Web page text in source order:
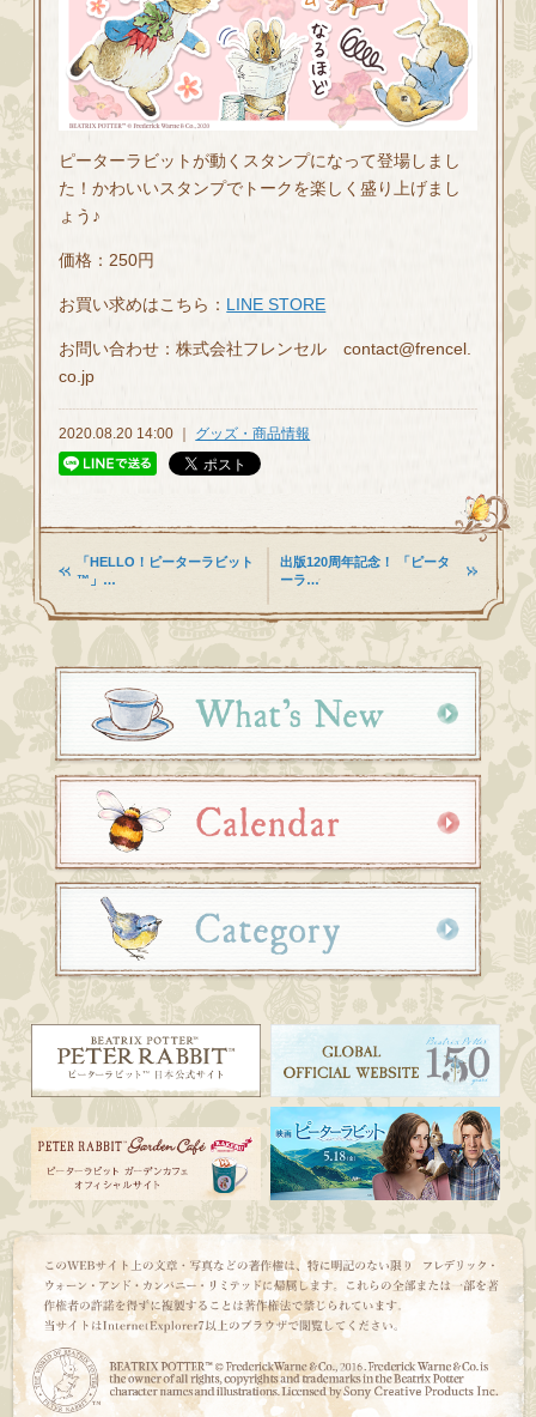
ピーターラビットが動くスタンプになって登場しまし
た！かわいいスタンプでトークを楽しく盛り上げまし
ょう♪
価格：250円
お買い求めはこちら： LINE STORE
お問い合わせ：株式会社フレンセル contact@frencel.
co.jp
2020.08.20 14:00 ｜ グッズ・商品情報
「HELLO！ピーターラビット
™」…
出版120周年記念！ 「ピータ
ーラ…